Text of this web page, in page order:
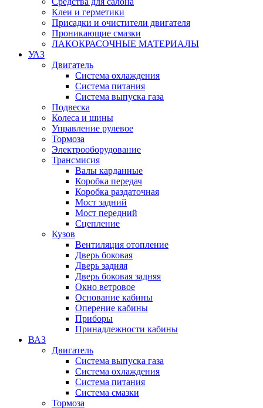
Клеи и герметики
Присадки и очистители двигателя
Проникающие смазки
ЛАКОКРАСОЧНЫЕ МАТЕРИАЛЫ
УАЗ
Двигатель
Система охлаждения
Система питания
Система выпуска газа
Подвеска
Колеса и шины
Управление рулевое
Тормоза
Электрооборудование
Трансмисия
Валы карданные
Коробка передач
Коробка раздаточная
Мост задний
Мост передний
Сцепление
Кузов
Вентиляция отопление
Дверь боковая
Дверь задняя
Дверь боковая задняя
Окно ветровое
Основание кабины
Оперение кабины
Приборы
Принадлежности кабины
ВАЗ
Двигатель
Система выпуска газа
Система охлаждения
Система питания
Система смазки
Тормоза